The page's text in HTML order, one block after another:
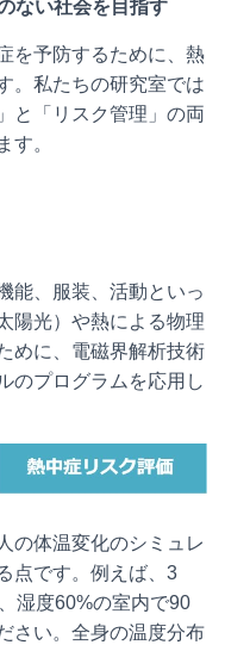
ない社会を目指す
を予防するために、熱
。私たちの研究室では
と「リスク管理」の両
す。
能、服装、活動といっ
陽光）や熱による物理
めに、電磁界解析技術
のプログラムを応用し
の体温変化のシミュレ
点です。例えば、3
湿度60%の室内で90
さい。全身の温度分布